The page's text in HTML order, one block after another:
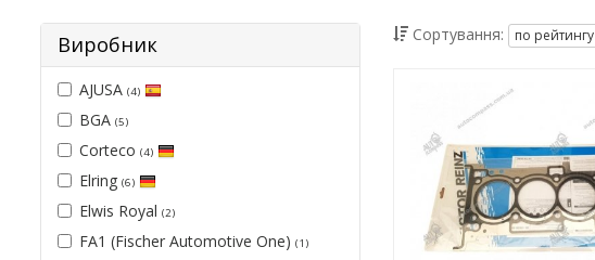
Виробник
AJUSA (4)
BGA (5)
Corteco (4)
Elring (6)
Elwis Royal (2)
FA1 (Fischer Automotive One) (1)
Сортування: по рейтингу